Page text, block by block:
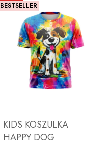
BESTSELLER
KIDS KOSZULKA
HAPPY DOG